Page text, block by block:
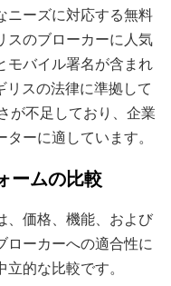
ニーズに対応する無料
スのブローカーに人気
モバイル署名が含まれ
リスの法律に準拠して
が不足しており、企業
ーに適しています。
ームの比較
、価格、機能、および
ローカーへの適合性に
的な比較です。